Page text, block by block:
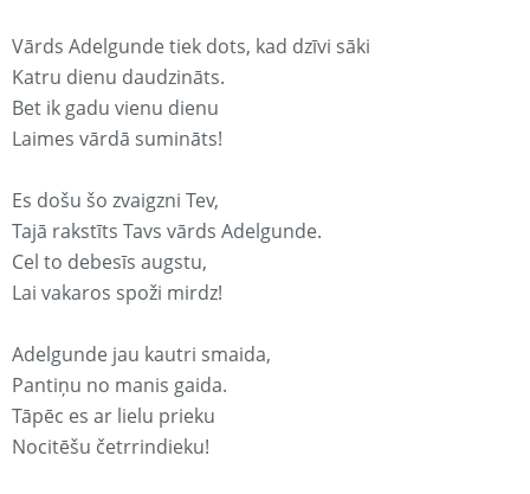
Vārds Adelgunde tiek dots, kad dzīvi sāki
Katru dienu daudzināts.
Bet ik gadu vienu dienu
Laimes vārdā sumināts!
Es došu šo zvaigzni Tev,
Tajā rakstīts Tavs vārds Adelgunde.
Cel to debesīs augstu,
Lai vakaros spoži mirdz!
Adelgunde jau kautri smaida,
Pantiņu no manis gaida.
Tāpēc es ar lielu prieku
Nocitēšu četrrindieku!